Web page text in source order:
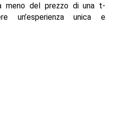
meno del prezzo di una t-
un’esperienza unica e